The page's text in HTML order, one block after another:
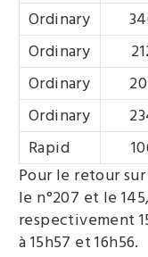
Ordinary
Ordinary
Ordinary
Ordinary
Rapid
Pour le retour
le n°207 et le
respectivement
à 15h57 et 16h56.